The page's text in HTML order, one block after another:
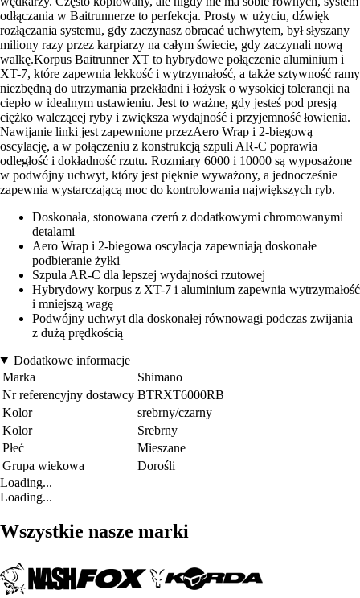
odłączania w Baitrunnerze to perfekcja. Prosty w użyciu, dźwięk
rozłączania systemu, gdy zaczynasz obracać uchwytem, był słyszany
miliony razy przez karpiarzy na całym świecie, gdy zaczynali nową
walkę.Korpus Baitrunner XT to hybrydowe połączenie aluminium i
XT-7, które zapewnia lekkość i wytrzymałość, a także sztywność ramy
niezbędną do utrzymania przekładni i łożysk o wysokiej tolerancji na
ciepło w idealnym ustawieniu. Jest to ważne, gdy jesteś pod presją
ciężko walczącej ryby i zwiększa wydajność i przyjemność łowienia.
Nawijanie linki jest zapewnione przezAero Wrap i 2-biegową
oscylację, a w połączeniu z konstrukcją szpuli AR-C poprawia
odległość i dokładność rzutu. Rozmiary 6000 i 10000 są wyposażone
w podwójny uchwyt, który jest pięknie wyważony, a jednocześnie
zapewnia wystarczającą moc do kontrolowania największych ryb.
Doskonała, stonowana czerń z dodatkowymi chromowanymi
detalami
Aero Wrap i 2-biegowa oscylacja zapewniają doskonałe
podbieranie żyłki
Szpula AR-C dla lepszej wydajności rzutowej
Hybrydowy korpus z XT-7 i aluminium zapewnia wytrzymałość
i mniejszą wagę
Podwójny uchwyt dla doskonałej równowagi podczas zwijania
z dużą prędkością
Dodatkowe informacje
Marka
Shimano
Nr referencyjny dostawcy BTRXT6000RB
Kolor
srebrny/czarny
Kolor
Srebrny
Płeć
Mieszane
Grupa wiekowa
Dorośli
Loading...
Loading...
Wszystkie nasze marki